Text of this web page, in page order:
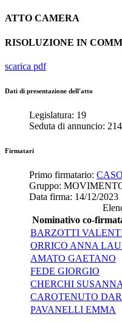
ATTO CAMERA
RISOLUZIONE IN
scarica pdf
Dati di presentazione dell'atto
Legislatura: 19
Seduta di annuncio: 214
Firmatari
Primo firmatario:
Gruppo:
Data firma: 14/12/2023
Nominativo co-
BARZOTTI
ORRICO ANNA
AMATO GAETANO
FEDE GIORGIO
CHERCHI SUSANNA
CAROTENUTO
PAVANELLI EMMA